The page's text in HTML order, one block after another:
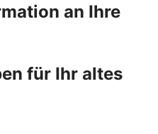
an Ihre
für Ihr altes